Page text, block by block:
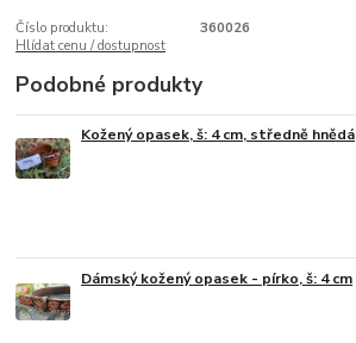
Číslo produktu:
360026
Hlídat cenu / dostupnost
Podobné produkty
Kožený opasek, š: 4 cm, středně hnědá
Dámský kožený opasek - pírko, š: 4 cm